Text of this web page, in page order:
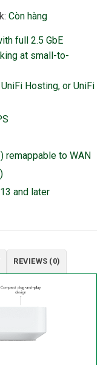
Còn hàng
full 2.5 GbE
at small-to-
Hosting, or UniFi
remappable to WAN
and later
REVIEWS (0)